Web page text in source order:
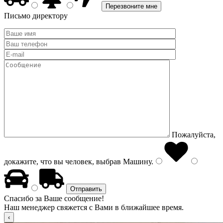
Письмо директору
Пожалуйста,
докажите, что вы человек, выбрав Машину.
Спасибо за Ваше сообщение!
Наш менеджер свяжется с Вами в ближайшее время.